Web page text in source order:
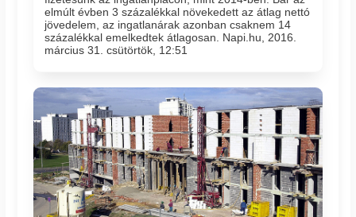
elmúlt évben 3 százalékkal növekedett az átlag nettó
jövedelem, az ingatlanárak azonban csaknem 14
százalékkal emelkedtek átlagosan. Napi.hu, 2016.
március 31. csütörtök, 12:51